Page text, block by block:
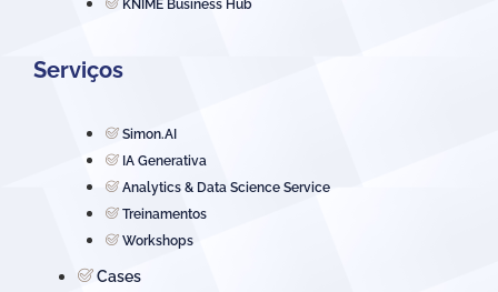
KNIME Business Hub
Serviços
Simon.AI
IA Generativa
Analytics & Data Science Service
Treinamentos
Workshops
Cases